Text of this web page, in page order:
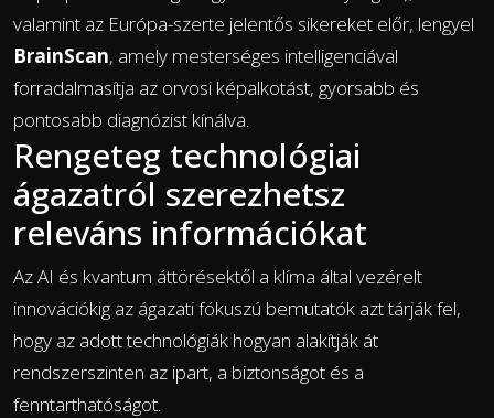
valamint az Európa-szerte jelentős sikereket előr, lengyel
BrainScan, amely mesterséges intelligenciával
forradalmasítja az orvosi képalkotást, gyorsabb és
pontosabb diagnózist kínálva.
Rengeteg technológiai
ágazatról szerezhetsz
releváns információkat
Az AI és kvantum áttörésektől a klíma által vezérelt
innovációkig az ágazati fókuszú bemutatók azt tárják fel,
hogy az adott technológiák hogyan alakítják át
rendszerszinten az ipart, a biztonságot és a
fenntarthatóságot.